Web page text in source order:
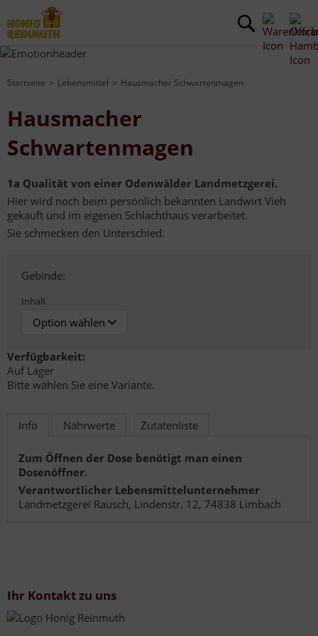
Startseite Lebensmittel Hausmacher Schwartenmagen
Hausmacher
Schwartenmagen
1a Qualität von einer Odenwälder Landmetzgerei.
Hier wird noch beim persönlich bekannten Landwirt Vieh
gekauft und im eigenen Schlachthaus verarbeitet.
Sie schmecken den Unterschied.
Gebinde:
Inhalt
Verfügbarkeit:
Auf Lager
Bitte wählen Sie eine Variante.
Info Nährwerte Zutatenliste
Zum Öffnen der Dose benötigt man einen
Dosenöffner.
Verantwortlicher Lebensmittelunternehmer
Landmetzgerei Rausch, Lindenstr. 12, 74838 Limbach
Ihr Kontakt zu uns